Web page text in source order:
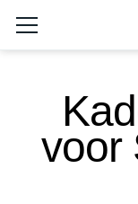
voor